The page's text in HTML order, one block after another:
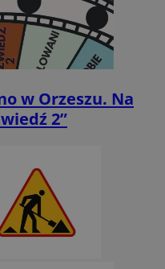
w Orzeszu. Na
2”